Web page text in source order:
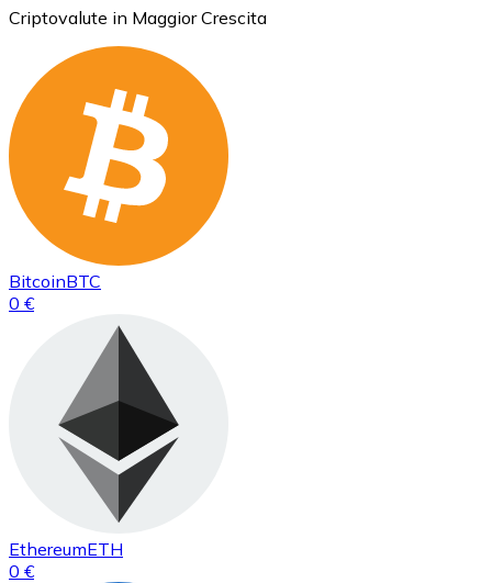
Criptovalute in Maggior Crescita
BitcoinBTC
0 €
EthereumETH
0 €